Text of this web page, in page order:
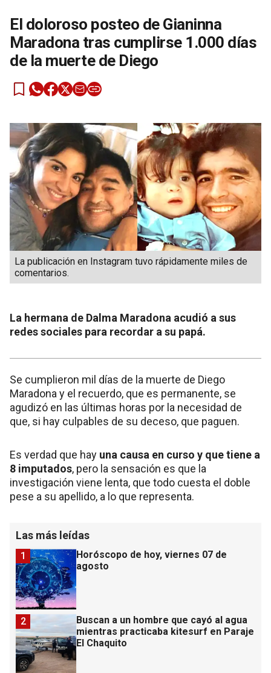
El doloroso posteo de Gianinna
Maradona tras cumplirse 1.000 días
de la muerte de Diego
La publicación en Instagram tuvo rápidamente miles de
comentarios.
La hermana de Dalma Maradona acudió a sus
redes sociales para recordar a su papá.
Se cumplieron mil días de la muerte de Diego
Maradona y el recuerdo, que es permanente, se
agudizó en las últimas horas por la necesidad de
que, si hay culpables de su deceso, que paguen.
Es verdad que hay una causa en curso y que tiene a
8 imputados, pero la sensación es que la
investigación viene lenta, que todo cuesta el doble
pese a su apellido, a lo que representa.
Las más leídas
Horóscopo de hoy, viernes 07 de
agosto
1
Buscan a un hombre que cayó al agua
mientras practicaba kitesurf en Paraje
El Chaquito
2